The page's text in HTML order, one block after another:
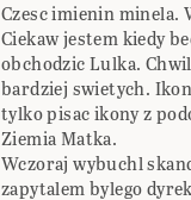
Czesc imienin minela.
Ciekaw jestem kiedy
obchodzic Lulka.
bardziej swietych.
tylko pisac ikony z
Ziemia Matka.
Wczoraj wybuchl
zapytalem bylego